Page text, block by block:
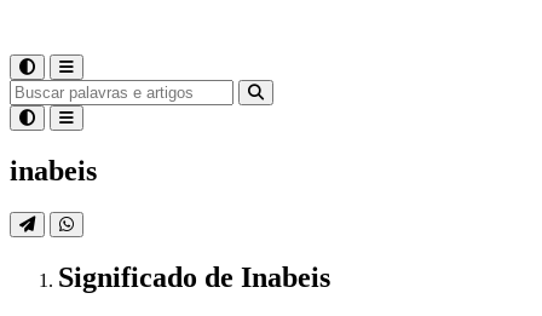
inabeis
Significado de Inabeis